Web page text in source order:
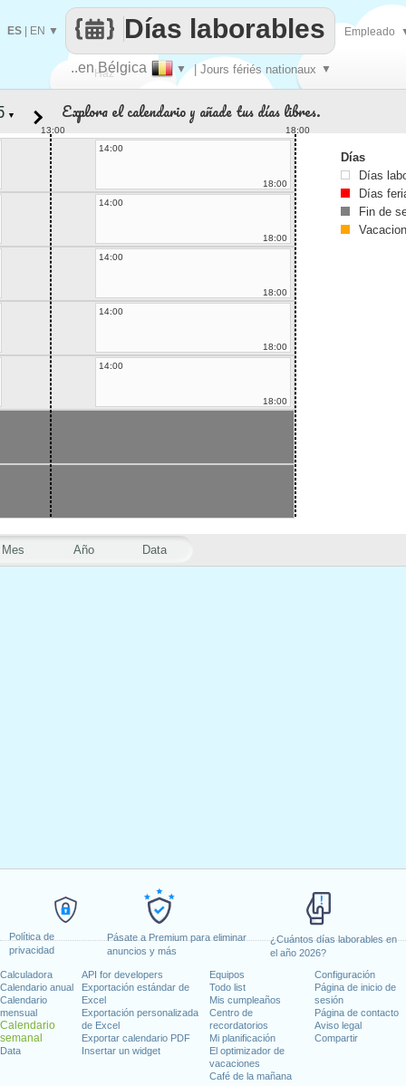
Política de
privacidad
Pásate a Premium para eliminar
anuncios y más
¿Cuántos días laborables en
el año 2026?
Calculadora
Calendario anual
Calendario
mensual
Calendario
semanal
Data
API for developers
Exportación estándar de
Excel
Exportación personalizada
de Excel
Exportar calendario PDF
Insertar un widget
Equipos
Todo list
Mis cumpleaños
Centro de
recordatorios
Mi planificación
El optimizador de
vacaciones
Café de la mañana
Configuración
Página de inicio de
sesión
Página de contacto
Aviso legal
Compartir
Haz
..en Bélgica ▼ | Jours fériés nationaux ▼
Días laborables
ES EN ▼ Empleado
Mes Año Data
▼ Explora el calendario y añade tus días libres.
13:00
18:00
14:00
18:00
14:00
18:00
14:00
18:00
14:00
18:00
14:00
18:00
Días
Días
Días
Fin de